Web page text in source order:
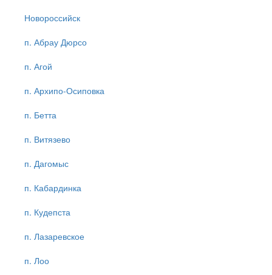
Новороссийск
п. Абрау Дюрсо
п. Агой
п. Архипо-Осиповка
п. Бетта
п. Витязево
п. Дагомыс
п. Кабардинка
п. Кудепста
п. Лазаревское
п. Лоо